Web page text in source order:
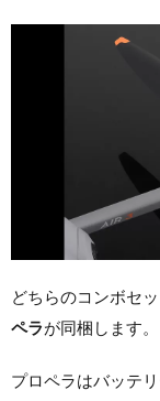
どちらのコンボセ
ペラが同梱します。
プロペラはバッテ